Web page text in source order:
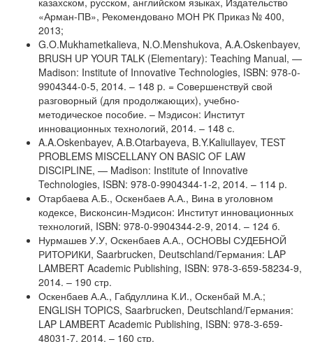
«Арман-ПВ», Рекомендовано МОН РК Приказ № 400,
2013;
G.O.Mukhametkalieva, N.O.Menshukova, A.A.Oskenbayev,
BRUSH UP YOUR TALK (Elementary): Teaching Manual, —
Madison: Institute of Innovative Technologies, ISBN: 978-0-
9904344-0-5, 2014. – 148 p. = Совершенствуй свой
разговорный (для продолжающих), учебно-
методическое пособие. – Мэдисон: Институт
инновационных технологий, 2014. – 148 с.
A.A.Oskenbayev, A.B.Otarbayeva, B.Y.Kaliullayev, TEST
PROBLEMS MISCELLANY ON BASIC OF LAW
DISCIPLINE, — Madison: Institute of Innovative
Technologies, ISBN: 978-0-9904344-1-2, 2014. – 114 p.
Отарбаева А.Б., Оскенбаев А.А., Вина в уголовном
кодексе, Висконсин-Мэдисон: Институт инновационных
технологий, ISBN: 978-0-9904344-2-9, 2014. – 124 б.
Нурмашев У.У, Оскенбаев А.А., ОСНОВЫ СУДЕБНОЙ
РИТОРИКИ, Saarbrucken, Deutschland/Германия: LAP
LAMBERT Academic Publishing, ISBN: 978-3-659-58234-9,
2014. – 190 стр.
Оскенбаев А.А., Габдуллина К.И., Оскенбай М.А.;
ENGLISH TOPICS, Saarbrucken, Deutschland/Германия:
LAP LAMBERT Academic Publishing, ISBN: 978-3-659-
48031-7, 2014. – 160 стр.